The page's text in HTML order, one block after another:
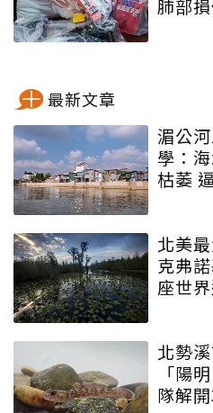
肺部
最新文章
湄公
學：
枯萎
北美
克弗
座世
北勢
「陽
隊解